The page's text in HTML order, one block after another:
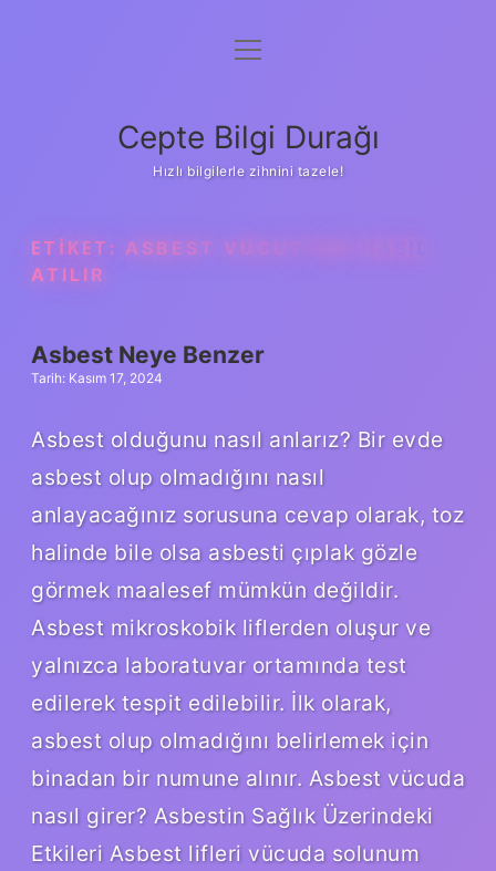
Anasayfa
Yasal Uyarı
menüyü
Cepte Bilgi Durağı
Hızlı bilgilerle zihnini tazele!
ETIKET: ASBEST VÜCUTTAN NASIL
ATILIR
Asbest Neye Benzer
Tarih: Kasım 17, 2024
Asbest olduğunu nasıl anlarız? Bir evde
asbest olup olmadığını nasıl
anlayacağınız sorusuna cevap olarak, toz
halinde bile olsa asbesti çıplak gözle
görmek maalesef mümkün değildir.
Asbest mikroskobik liflerden oluşur ve
yalnızca laboratuvar ortamında test
edilerek tespit edilebilir. İlk olarak,
asbest olup olmadığını belirlemek için
binadan bir numune alınır. Asbest vücuda
nasıl girer? Asbestin Sağlık Üzerindeki
Etkileri Asbest lifleri vücuda solunum